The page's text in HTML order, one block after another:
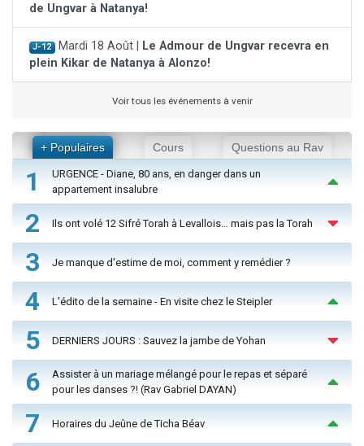
de Ungvar à Natanya!
J-12 Mardi 18 Août |
Le Admour de Ungvar recevra en
plein Kikar de Natanya à Alonzo!
Voir tous les événements à venir
+ Populaires Cours Questions au Rav
1
URGENCE - Diane, 80 ans, en danger dans un
appartement insalubre
2 Ils ont volé 12 Sifré Torah à Levallois… mais pas la Torah
3 Je manque d'estime de moi, comment y remédier ?
4 L'édito de la semaine - En visite chez le Steipler
5 DERNIERS JOURS : Sauvez la jambe de Yohan
6
Assister à un mariage mélangé pour le repas et séparé
pour les danses ?! (Rav Gabriel DAYAN)
7 Horaires du Jeûne de Ticha Béav